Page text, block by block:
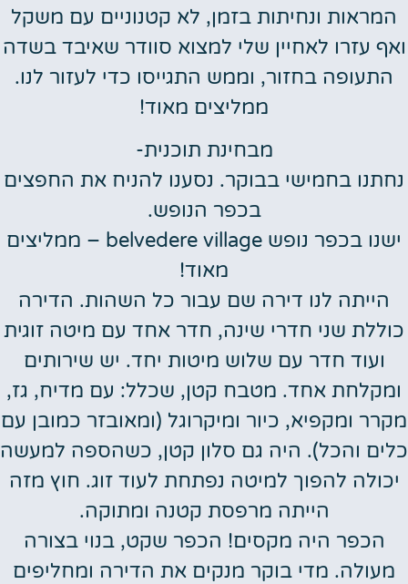
המראות ונחיתות בזמן, לא קטנוניים עם משקל
ואף עזרו לאחיין שלי למצוא סוודר שאיבד בשדה
התעופה בחזור, וממש התגייסו כדי לעזור לנו.
ממליצים מאוד!
מבחינת תוכנית-
נחתנו בחמישי בבוקר. נסענו להניח את החפצים
בכפר הנופש.
ישנו בכפר נופש belvedere village – ממליצים
מאוד!
הייתה לנו דירה שם עבור כל השהות. הדירה
כוללת שני חדרי שינה, חדר אחד עם מיטה זוגית
ועוד חדר עם שלוש מיטות יחד. יש שירותים
ומקלחת אחד. מטבח קטן, שכלל: עם מדיח, גז,
מקרר ומקפיא, כיור ומיקרוגל (ומאובזר כמובן עם
כלים והכל). היה גם סלון קטן, כשהספה למעשה
יכולה להפוך למיטה נפתחת לעוד זוג. חוץ מזה
הייתה מרפסת קטנה ומתוקה.
הכפר היה מקסים! הכפר שקט, בנוי בצורה
מעולה. מדי בוקר מנקים את הדירה ומחליפים